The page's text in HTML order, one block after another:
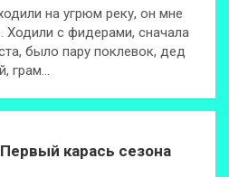
на угрюм реку, он мне
Ходили с фидерами, сначала
было пару поклевок, дед
грам…
карась сезона